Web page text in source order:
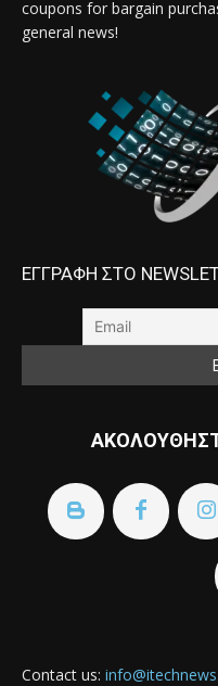
coupons for bargain
general news!
ΕΓΓΡΑΦΗ ΣΤΟ
Contact us: